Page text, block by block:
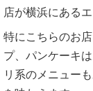
店が横浜にある
特にこちらのお
プ、パンケーキ
リ系のメニュー